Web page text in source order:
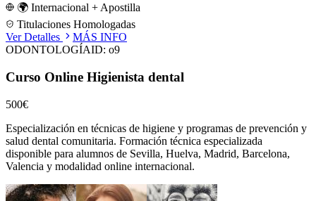
🌍 Internacional + Apostilla
Titulaciones Homologadas
Ver Detalles
MÁS INFO
ODONTOLOGÍAID: o9
Curso Online Higienista dental
500€
Especialización en técnicas de higiene y programas de prevención y
salud dental comunitaria. Formación técnica especializada
disponible para alumnos de Sevilla, Huelva, Madrid, Barcelona,
Valencia y modalidad online internacional.